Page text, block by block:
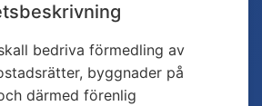
bedriva förmedling av
byggnader på
därmed förenlig